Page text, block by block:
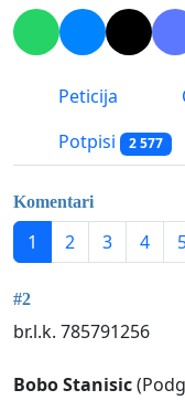
Peticija
Potpisi 2 577
Komentari
1 2 3 4
#2
br.l.k. 785791256
Bobo Stanisic